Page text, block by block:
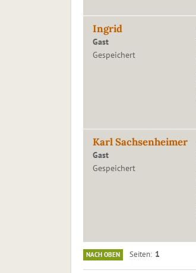
Ingrid
Gast
Gespeichert
Karl Sachsenheimer
Gast
Gespeichert
NACH OBEN Seiten 1